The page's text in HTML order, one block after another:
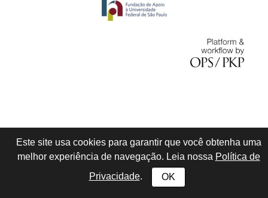
Este site usa cookies para garantir que você obtenha uma
melhor experiência de navegação. Leia nossa Política de
Privacidade. OK